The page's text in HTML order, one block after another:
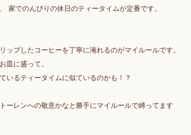
家でのんびりの休日のティータイムが定番です。
ップしたコーヒーを丁寧に淹れるのがマイルールです。
皿に盛って。
いるティータイムに似ているのかも！？
ーレンへの敬意かなと勝手にマイルールで縛ってます